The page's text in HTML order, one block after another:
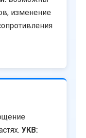
изменение
УКВ: